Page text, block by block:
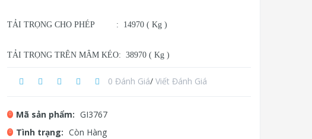
TẢI TRỌNG CHO PHÉP : 14970 ( Kg )
TẢI TRỌNG TRÊN MÂM KÉO: 38970 ( Kg )
0 Đánh Giá/ Viết Đánh Giá
Mã sản phẩm: GI3767
Tình trạng: Còn Hàng